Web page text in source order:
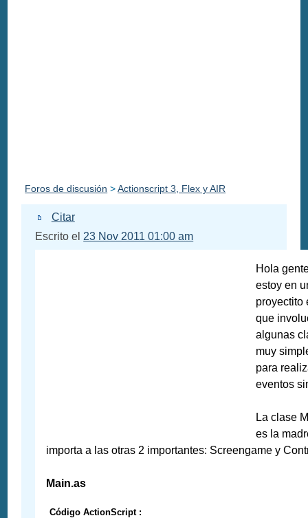
Foros de discusión >Actionscript 3, Flex y AIR
Citar
Escrito el 23 Nov 2011 01:00 am
Hola
estoy en
proyectito
que
algunas
muy
para
eventos
La clase
es la
importa a las otras 2 importantes: Screengame y
Main.as
Código ActionScript :